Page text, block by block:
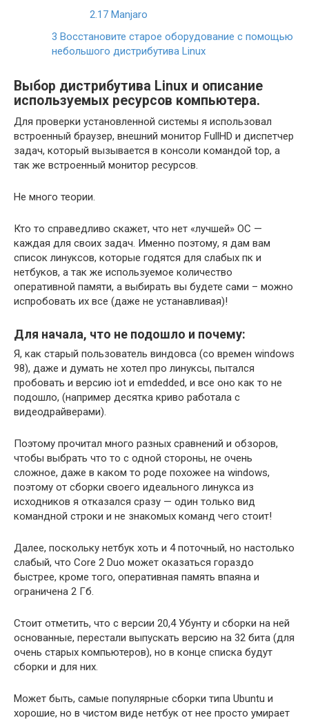
2.17 Manjaro
3 Восстановите старое оборудование с помощью
небольшого дистрибутива Linux
Выбор дистрибутива Linux и описание
используемых ресурсов компьютера.
Для проверки установленной системы я использовал
встроенный браузер, внешний монитор FullHD и диспетчер
задач, который вызывается в консоли командой top, а
так же встроенный монитор ресурсов.
Не много теории.
Кто то справедливо скажет, что нет «лучшей» ОС —
каждая для своих задач. Именно поэтому, я дам вам
список линуксов, которые годятся для слабых пк и
нетбуков, а так же используемое количество
оперативной памяти, а выбирать вы будете сами – можно
испробовать их все (даже не устанавливая)!
Для начала, что не подошло и почему:
Я, как старый пользователь виндовса (со времен windows
98), даже и думать не хотел про линуксы, пытался
пробовать и версию iot и emdedded, и все оно как то не
подошло, (например десятка криво работала с
видеодрайверами).
Поэтому прочитал много разных сравнений и обзоров,
чтобы выбрать что то с одной стороны, не очень
сложное, даже в каком то роде похожее на windows,
поэтому от сборки своего идеального линукса из
исходников я отказался сразу — один только вид
командной строки и не знакомых команд чего стоит!
Далее, поскольку нетбук хоть и 4 поточный, но настолько
слабый, что Core 2 Duo может оказаться гораздо
быстрее, кроме того, оперативная память впаяна и
ограничена 2 Гб.
Стоит отметить, что с версии 20,4 Убунту и сборки на ней
основанные, перестали выпускать версию на 32 бита (для
очень старых компьютеров), но в конце списка будут
сборки и для них.
Может быть, самые популярные сборки типа Ubuntu и
хорошие, но в чистом виде нетбук от нее просто умирает